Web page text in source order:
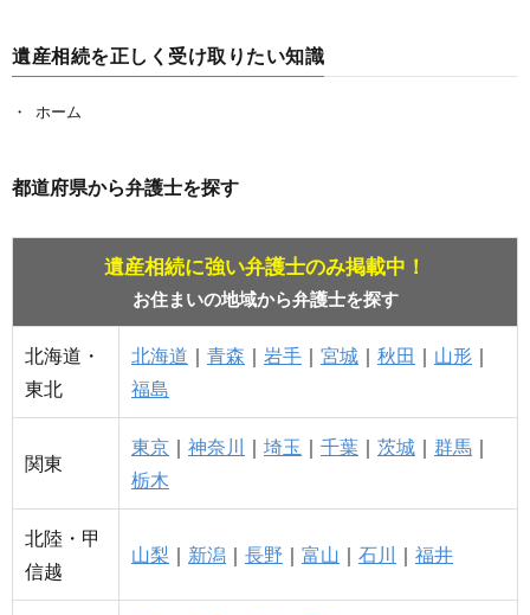
遺産相続を正しく受け取りたい知識
ホーム
都道府県から弁護士を探す
遺産相続に強い弁護士のみ掲載中！
お住まいの地域から弁護士を探す
北海道・
東北
北海道 ｜ 青森 ｜ 岩手 ｜ 宮城 ｜ 秋田 ｜ 山形 ｜
福島
関東
東京 ｜ 神奈川 ｜ 埼玉 ｜ 千葉 ｜ 茨城 ｜ 群馬 ｜
栃木
北陸・甲
信越
山梨 ｜ 新潟 ｜ 長野 ｜ 富山 ｜ 石川 ｜ 福井